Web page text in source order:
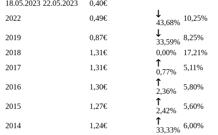
18.05.2023 22.05.2023 0,40€
2022
0,49€
43,68%
10,25%
2019 0,87€
33,59%
8,25%
2018
1,31€ 0,00% 17,21%
2017
1,31€
0,77%
5,11%
2016 1,30€
2,36%
5,80%
2015 1,27€
2,42%
5,60%
2014 1,24€
33,33%
6,00%